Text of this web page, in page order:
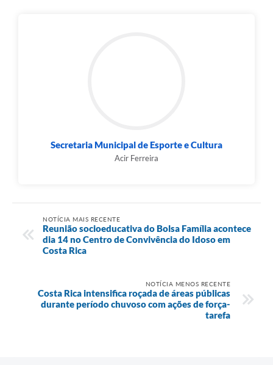
Secretaria Municipal de Esporte e Cultura
Acir Ferreira
NOTÍCIA MAIS RECENTE
Reunião socioeducativa do Bolsa Família acontece
dia 14 no Centro de Convivência do Idoso em
Costa Rica
NOTÍCIA MENOS RECENTE
Costa Rica intensifica roçada de áreas públicas
durante período chuvoso com ações de força-
tarefa